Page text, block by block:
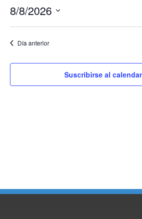
8/8/2026
la
fecha.
Día anterior
Suscribirse al